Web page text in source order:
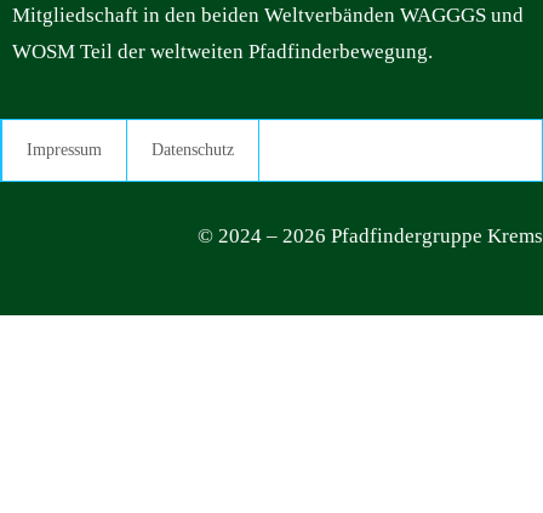
Mitgliedschaft in den beiden Weltverbänden WAGGGS und
WOSM Teil der weltweiten Pfadfinderbewegung.
Impressum Datenschutz
© 2024 – 2026 Pfadfindergruppe Krems